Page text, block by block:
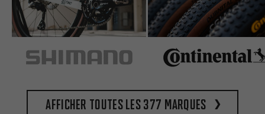
Afficher toutes les 377 marques